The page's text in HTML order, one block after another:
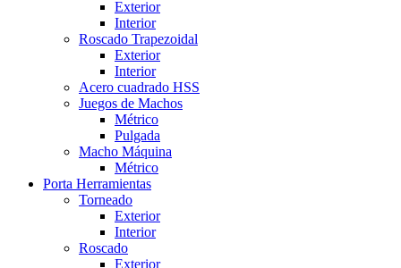
Exterior
Interior
Roscado Trapezoidal
Exterior
Interior
Acero cuadrado HSS
Juegos de Machos
Métrico
Pulgada
Macho Máquina
Métrico
Porta Herramientas
Torneado
Exterior
Interior
Roscado
Exterior